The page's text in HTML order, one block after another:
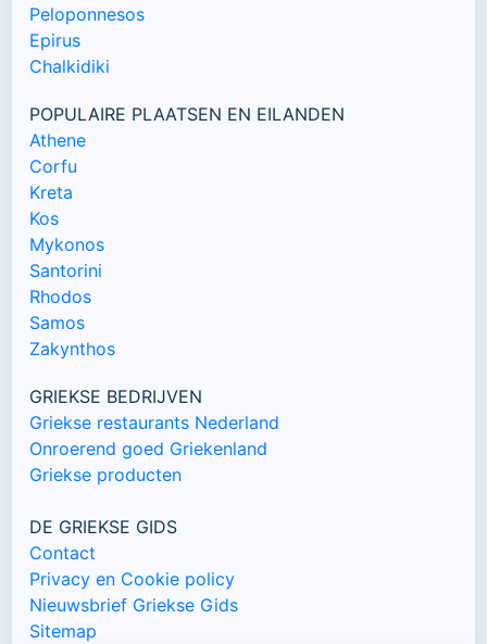
Peloponnesos
Epirus
Chalkidiki
POPULAIRE PLAATSEN EN EILANDEN
Athene
Corfu
Kreta
Kos
Mykonos
Santorini
Rhodos
Samos
Zakynthos
GRIEKSE BEDRIJVEN
Griekse restaurants Nederland
Onroerend goed Griekenland
Griekse producten
DE GRIEKSE GIDS
Contact
Privacy en Cookie policy
Nieuwsbrief Griekse Gids
Sitemap